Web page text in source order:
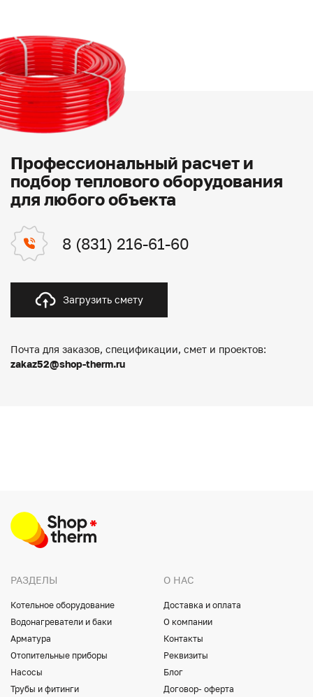
Профессиональный расчет и
подбор теплового оборудования
для любого объекта
8 (831) 216-61-60
Загрузить смету
Почта для заказов, спецификации, смет и проектов:
zakaz52@shop-therm.ru
РАЗДЕЛЫ
Котельное оборудование
Водонагреватели и баки
Арматура
Отопительные приборы
Насосы
Трубы и фитинги
О НАС
Доставка и оплата
О компании
Контакты
Реквизиты
Блог
Договор- оферта